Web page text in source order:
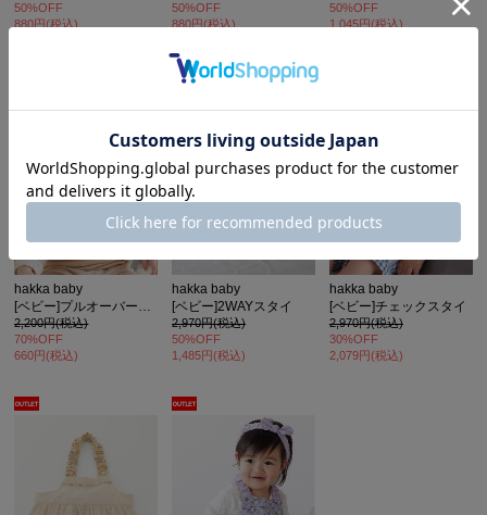
販サイト
50%OFF
880円(税込)
50%OFF
880円(税込)
50%OFF
1,045円(税込)
hakka baby
[ベビー]プルオーバースタイ
2,200円(税込)
70%OFF
660円(税込)
hakka baby
[ベビー]2WAYスタイ
2,970円(税込)
50%OFF
1,485円(税込)
hakka baby
[ベビー]チェックスタイ
2,970円(税込)
30%OFF
2,079円(税込)